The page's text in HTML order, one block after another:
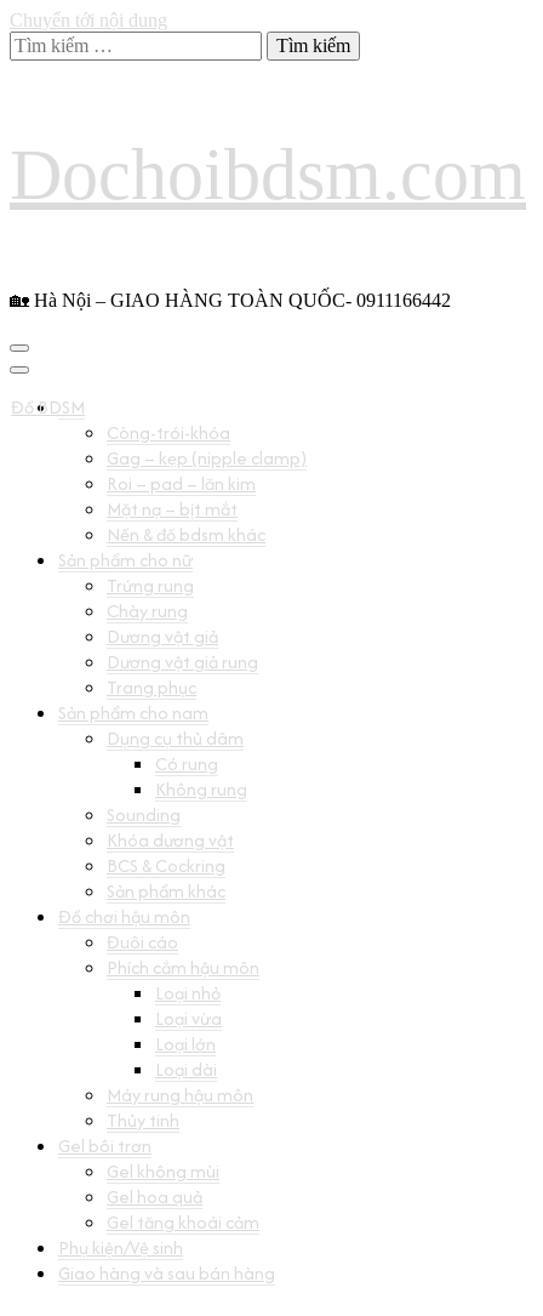
Chuyển tới nội dung
Tìm
kiếm
Dochoibdsm.com
🏡 Hà Nội – GIAO HÀNG TOÀN QUỐC- 0911166442
Đồ BDSM
Còng-trói-khóa
Gag – kẹp (nipple clamp)
Roi – pad – lăn kim
Mặt nạ – bịt mắt
Nến & đồ bdsm khác
Sản phẩm cho nữ
Trứng rung
Chày rung
Dương vật giả
Dương vật giả rung
Trang phục
Sản phẩm cho nam
Dụng cụ thủ dâm
Có rung
Không rung
Sounding
Khóa dương vật
BCS & Cockring
Sản phẩm khác
Đồ chơi hậu môn
Đuôi cáo
Phích cắm hậu môn
Loại nhỏ
Loại vừa
Loại lớn
Loại dài
Máy rung hậu môn
Thủy tinh
Gel bôi trơn
Gel không mùi
Gel hoa quả
Gel tăng khoái cảm
Phụ kiện/Vệ sinh
Giao hàng và sau bán hàng